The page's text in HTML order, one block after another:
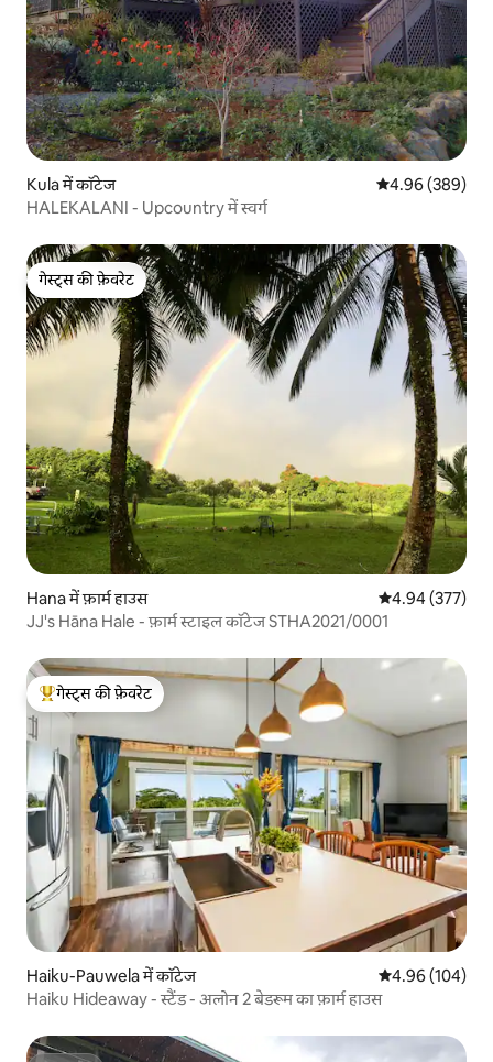
Kula में कॉटेज औसत रेटिंग 5 में से
4.96 (389)
HALEKALANI - Upcountry में स्वर्ग
गेस्ट्स की फ़ेवरेट
गेस्ट्स की फ़ेवरेट
Hana में फ़ार्म हाउस औसत रेटिंग 5 में से
4.94 (377)
JJ's Hāna Hale - फ़ार्म स्टाइल कॉटेज STHA2021/0001
गेस्ट्स का टॉप फ़ेवरेट
गेस्ट्स की फ़ेवरेट
Haiku-Pauwela में कॉटेज औसत रेटिंग 5 में से
4.96 (104)
Haiku Hideaway - स्टैंड - अलोन 2 बेडरूम का फ़ार्म हाउस